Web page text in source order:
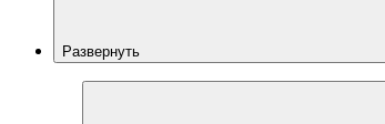
Развернуть